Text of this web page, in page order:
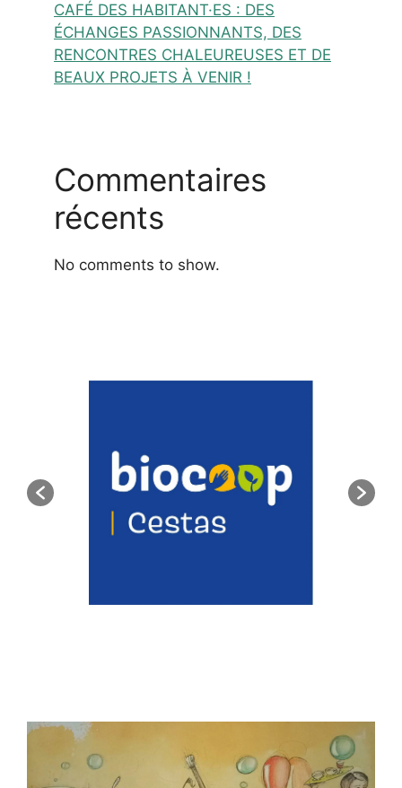
CAFÉ DES HABITANT·ES : DES
ÉCHANGES PASSIONNANTS, DES
RENCONTRES CHALEUREUSES ET DE
BEAUX PROJETS À VENIR !
Commentaires
récents
No comments to show.